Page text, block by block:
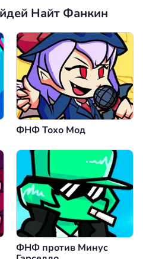
Найт Фанкин
ФНФ Тохо Мод
ФНФ против Минус